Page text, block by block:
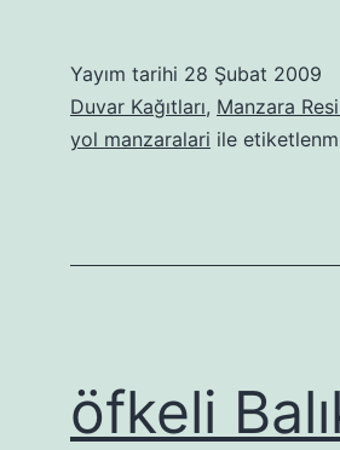
Yayım tarihi 28 Şubat 2009
Duvar Kağıtları, Manzara
yol manzaralari ile
öfkeli